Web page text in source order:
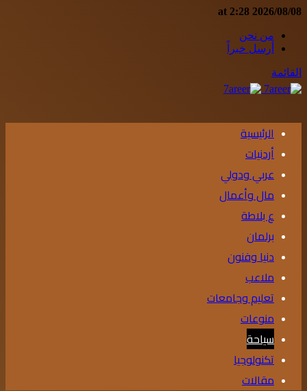
2026/08/08 at 2:28
من نحن
أرسل خبراً
القائمة
الرئيسية
أردنيات
عربي ودولي
مال وأعمال
ع بلاطة
برلمان
دنيا وفنون
ملاعب
تعليم وجامعات
منوعات
سياحة
تكنولوجيا
مقالات